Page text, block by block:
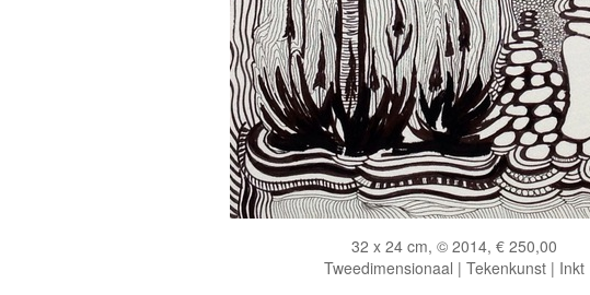
32 x 24 cm, © 2014, € 250,00
Tweedimensionaal | Tekenkunst | Inkt